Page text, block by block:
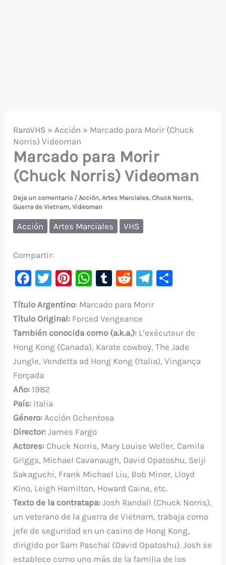
RaroVHS » Acción » Marcado para Morir (Chuck
Norris) Videoman
Marcado para Morir
(Chuck Norris) Videoman
Deja un comentario /Acción,Artes Marciales,Chuck Norris,
Guerra de Vietnam,Videoman
Acción Artes Marciales VHS
Compartir:
F
c
e
b
o
o
k
T
it
te
r
Pi
er
e
st
W
at
s
A
p
T
m
bl
r
R
d
di
t
Te
gr
a
m
p
ar
ti
TítuloArgentino: Marcado para Morir
Título Original: Forced Vengeance
También conocida como (a.k.a.): L’exécuteur de
Hong Kong (Canada), Karate cowboy, The Jade
Jungle, Vendetta ad Hong Kong (Italia), Vingança
Forçada
Año: 1982
País: Italia
Género: Acción Ochentosa
Director: James Fargo
Actores: Chuck Norris, Mary Louise Weller, Camila
Griggs, Michael Cavanaugh, David Opatoshu, Seiji
Sakaguchi, Frank Michael Liu, Bob Minor, Lloyd
Kino, Leigh Hamilton, Howard Caine, etc.
Texto de la contratapa: Josh Randall (Chuck Norris),
un veterano de la guerra de Vietnam, trabaja como
jefe de seguridad en un casino de Hong Kong,
dirigido por Sam Paschal (David Opatoshu). Josh se
establece como uno más de la familia de los